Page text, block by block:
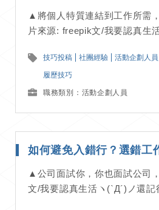
▲將個人特質連結到工作所需
片來源: freepik文/我要認真生
技巧投稿 社團經驗 活動企劃人員
履歷技巧
職務類別：活動企劃人員
▲公司面試你，你也面試公司
文/我要認真生活ヽ(`Д´)ノ還